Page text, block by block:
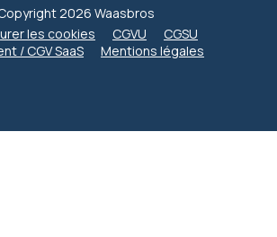
2026 Waasbros
les cookies
CGVU
CGSU
/ CGV SaaS
Mentions légales